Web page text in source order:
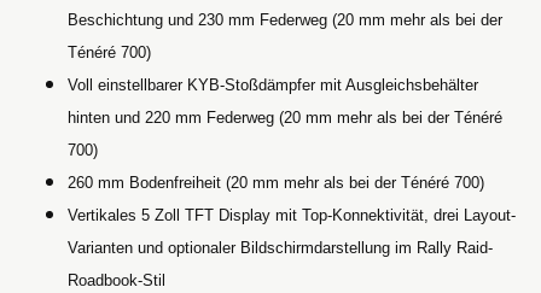
Beschichtung und 230 mm Federweg (20 mm mehr als bei der
Ténéré 700)
Voll einstellbarer KYB-Stoßdämpfer mit Ausgleichsbehälter
hinten und 220 mm Federweg (20 mm mehr als bei der Ténéré
700)
260 mm Bodenfreiheit (20 mm mehr als bei der Ténéré 700)
Vertikales 5 Zoll TFT Display mit Top-Konnektivität, drei Layout-
Varianten und optionaler Bildschirmdarstellung im Rally Raid-
Roadbook-Stil